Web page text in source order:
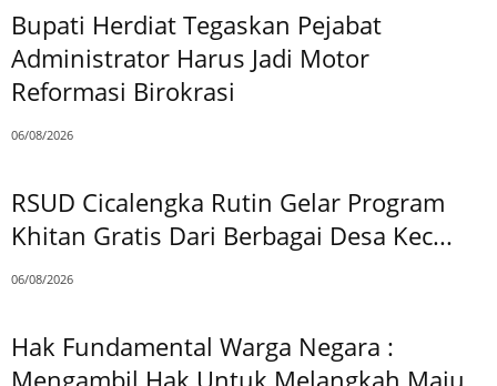
Bupati Herdiat Tegaskan Pejabat
Administrator Harus Jadi Motor
Reformasi Birokrasi
06/08/2026
RSUD Cicalengka Rutin Gelar Program
Khitan Gratis Dari Berbagai Desa Kec...
06/08/2026
Hak Fundamental Warga Negara :